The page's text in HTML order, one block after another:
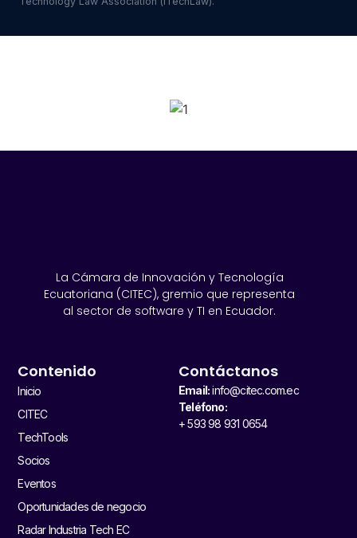
La Cámara de Innovación y Tecnología
Ecuatoriana (CITEC), gremio que representa
al sector de software y TI en Ecuador.
Contenido
Inicio
CITEC
TechTools
Socios
Eventos
Oportunidades de negocio
Radar Industria Tech EC
Contáctanos
Email:info@citec.com.ec
Teléfono:
+ 593 98 931 0654